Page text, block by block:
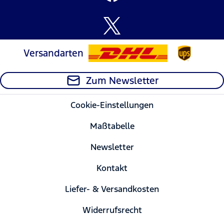
Versandarten
Zum Newsletter
Cookie-Einstellungen
Maßtabelle
Newsletter
Kontakt
Liefer- & Versandkosten
Widerrufsrecht